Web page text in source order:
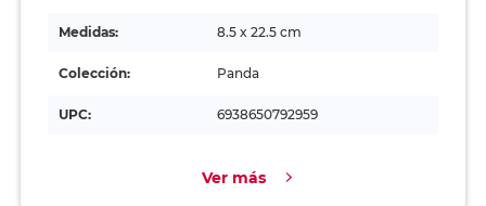
Medidas: 8.5 x 22.5 cm
Colección: Panda
UPC: 6938650792959
Ver más